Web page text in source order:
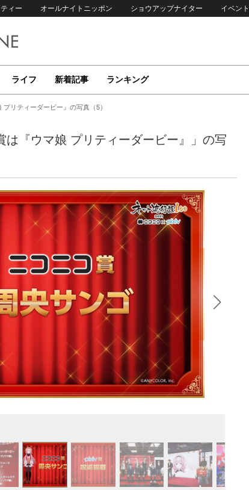
ィー オールナイトニッポン ショウアップナイター イベント
ライフ 新着記事 ランキング
リティーダービー』の写真（5）
『ウマ娘 プリティーダービー』」の写